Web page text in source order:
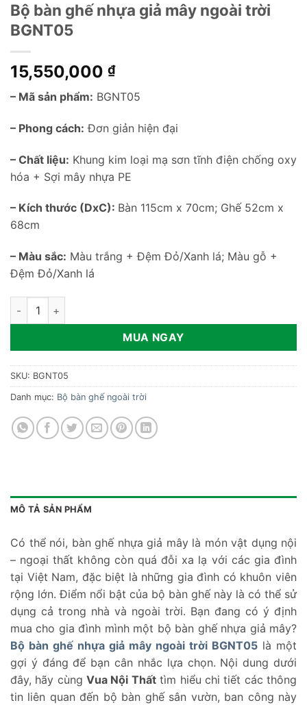
Bộ bàn ghế nhựa giả mây ngoài trời
BGNT05
15,550,000 ₫
– Mã sản phẩm: BGNT05
– Phong cách: Đơn giản hiện đại
– Chất liệu: Khung kim loại mạ sơn tĩnh điện chống oxy
hóa + Sợi mây nhựa PE
– Kích thước (DxC): Bàn 115cm x 70cm; Ghế 52cm x
68cm
– Màu sắc: Màu trắng + Đệm Đỏ/Xanh lá; Màu gỗ +
Đệm Đỏ/Xanh lá
Bộ bàn ghế nhựa giả mây ngoài trời BGNT05 số lượng
MUA NGAY
SKU: BGNT05
Danh mục: Bộ bàn ghế ngoài trời
MÔ TẢ SẢN PHẨM
Có thể nói, bàn ghế nhựa giả mây là món vật dụng nội
– ngoại thất không còn quá đỗi xa lạ với các gia đình
tại Việt Nam, đặc biệt là những gia đình có khuôn viên
rộng lớn. Điểm nổi bật của bộ bàn ghế này là có thể sử
dụng cả trong nhà và ngoài trời. Bạn đang có ý định
mua cho gia đình mình một bộ bàn ghế nhựa giả mây?
Bộ bàn ghế nhựa giả mây ngoài trời BGNT05 là một
gợi ý đáng để bạn cân nhắc lựa chọn. Nội dung dưới
đây, hãy cùngVua Nội Thấttìm hiểu chi tiết các thông
tin liên quan đến bộ bàn ghế sân vườn, ban công này